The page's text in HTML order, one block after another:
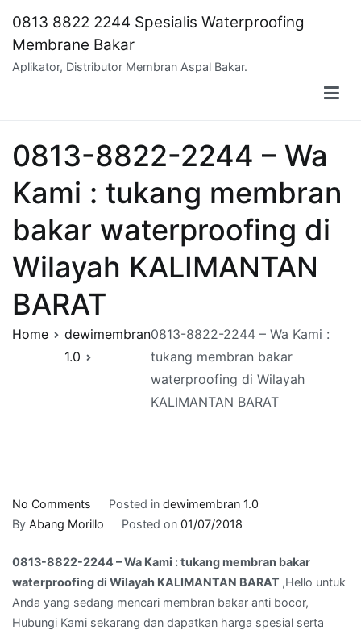
content
0813 8822 2244 Spesialis Waterproofing
Membrane Bakar
Aplikator, Distributor Membran Aspal Bakar.
0813-8822-2244 – Wa
Kami : tukang membran
bakar waterproofing di
Wilayah KALIMANTAN
BARAT
Home
dewimembran
1.0
0813-8822-2244 – Wa Kami :
tukang membran bakar
waterproofing di Wilayah
KALIMANTAN BARAT
No Comments
0813-
2244
–
Wa
Kami
Posted in dewimembran 1.0
By Abang Morillo Posted on 01/07/2018
0813-8822-2244 – Wa Kami : tukang membran bakar
waterproofing di Wilayah KALIMANTAN BARAT ,Hello untuk
Anda yang sedang mencari membran bakar anti bocor,
Hubungi Kami sekarang dan dapatkan harga spesial serta